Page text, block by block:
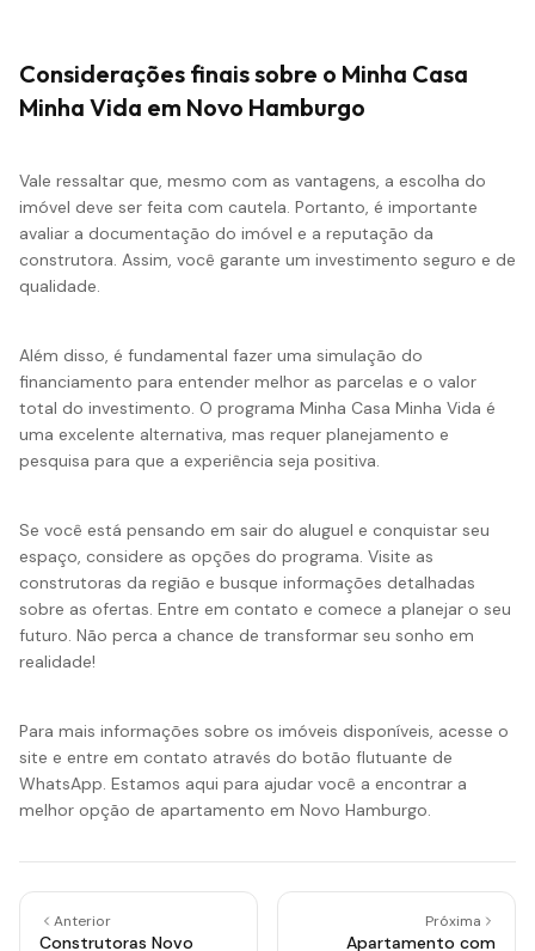
Considerações finais sobre o Minha Casa
Minha Vida em Novo Hamburgo
Vale ressaltar que, mesmo com as vantagens, a escolha do
imóvel deve ser feita com cautela. Portanto, é importante
avaliar a documentação do imóvel e a reputação da
construtora. Assim, você garante um investimento seguro e de
qualidade.
Além disso, é fundamental fazer uma simulação do
financiamento para entender melhor as parcelas e o valor
total do investimento. O programa Minha Casa Minha Vida é
uma excelente alternativa, mas requer planejamento e
pesquisa para que a experiência seja positiva.
Se você está pensando em sair do aluguel e conquistar seu
espaço, considere as opções do programa. Visite as
construtoras da região e busque informações detalhadas
sobre as ofertas. Entre em contato e comece a planejar o seu
futuro. Não perca a chance de transformar seu sonho em
realidade!
Para mais informações sobre os imóveis disponíveis, acesse o
site e entre em contato através do botão flutuante de
WhatsApp. Estamos aqui para ajudar você a encontrar a
melhor opção de apartamento em Novo Hamburgo.
Anterior
Construtoras Novo
Próxima
Apartamento com